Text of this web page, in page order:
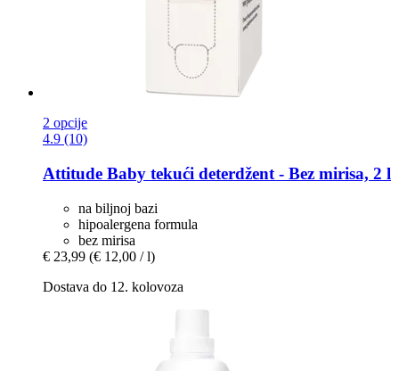
2 opcije
4.9 (10)
Attitude Baby tekući deterdžent -​ Bez mirisa, 2 l
na biljnoj bazi
hipoalergena formula
bez mirisa
€ 23,99 (€ 12,00 / l)
Dostava do 12. kolovoza